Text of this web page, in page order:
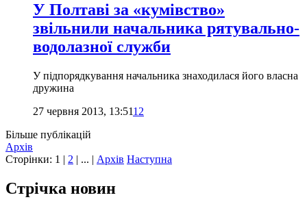
У Полтаві за «кумівство»
звільнили начальника рятувально-
водолазної служби
У підпорядкування начальника знаходилася його власна
дружина
27 червня 2013, 13:5112
Більше публікацій
Архів
Сторінки: 1 | 2 | ... | Архів Наступна
Стрічка новин